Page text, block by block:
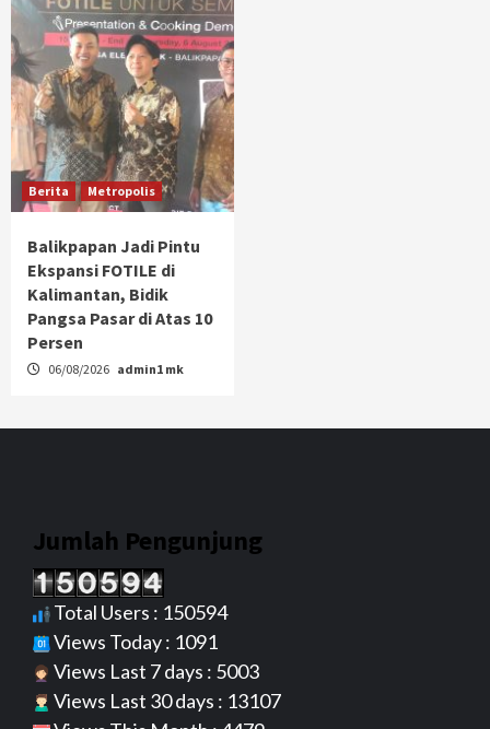
Berita Metropolis
Balikpapan Jadi Pintu
Ekspansi FOTILE di
Kalimantan, Bidik
Pangsa Pasar di Atas 10
Persen
06/08/2026 admin1 mk
Jumlah Pengunjung
Total Users : 150594
Views Today : 1091
Views Last 7 days : 5003
Views Last 30 days : 13107